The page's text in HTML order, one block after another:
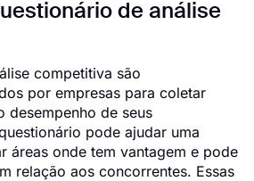
de análise
competitiva são
por empresas para coletar
desempenho de seus
pode ajudar uma
áreas onde tem vantagem e pode
relação aos concorrentes. Essas